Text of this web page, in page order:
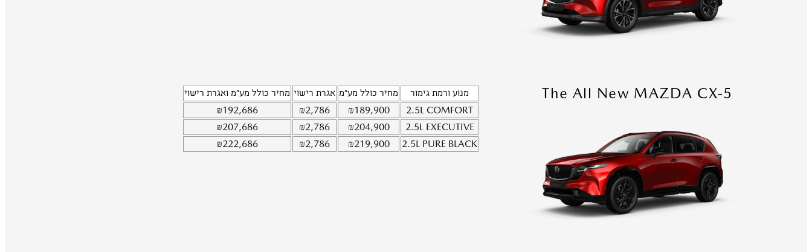
The All New MAZDA CX-5 מנוע ורמת גימור מחיר כולל מע"מ אגרת רישוי מחיר כולל מע"מ ואגרת רישוי
2.5L COMFORT
₪189,900
₪2,786
₪192,686
2.5L EXECUTIVE
₪204,900
₪2,786
₪207,686
2.5L PURE BLACK
₪219,900
₪2,786
₪222,686